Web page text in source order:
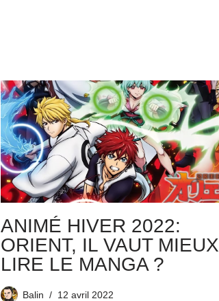
ANIMÉ HIVER 2022:
ORIENT, IL VAUT MIEUX
LIRE LE MANGA ?
Balin 12 avril 2022